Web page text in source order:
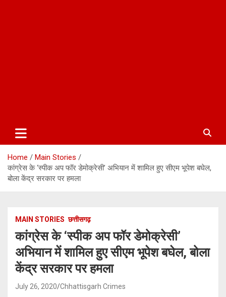
Home
Main Stories
कांग्रेस के ‘स्पीक अप फॉर डेमोक्रेसी’ अभियान में शामिल हुए सीएम भूपेश बघेल,
बोला केंद्र सरकार पर हमला
MAIN STORIES छत्तीसगढ़
कांग्रेस के ‘स्पीक अप फॉर डेमोक्रेसी’
अभियान में शामिल हुए सीएम भूपेश बघेल, बोला
केंद्र सरकार पर हमला
July 26, 2020 Chhattisgarh Crimes